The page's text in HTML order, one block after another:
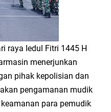
raya Iedul Fitri 1445 H
menerjunkan
pihak kepolisian dan
pengamanan mudik
para pemudik